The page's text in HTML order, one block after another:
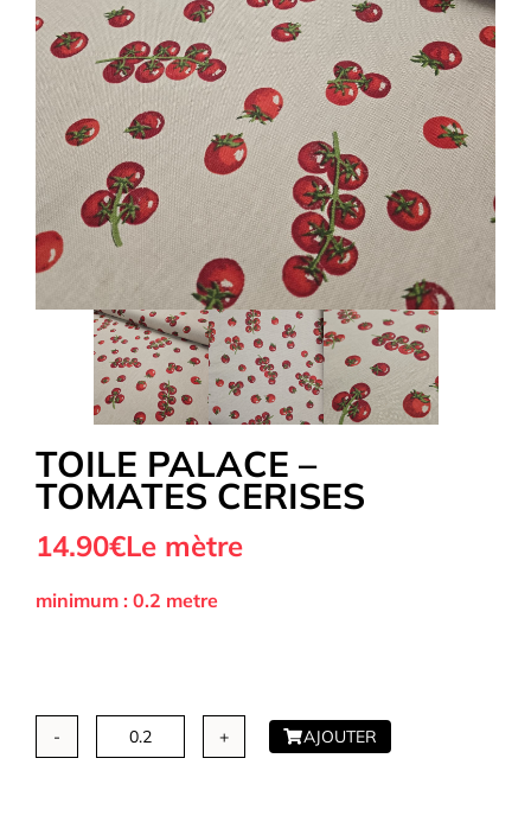
La Mercerie Tous nos Tissus
Autour de la couture OUTLET
Exclusivité WEB
TOILE PALACE –
TOMATES CERISES
14.90€Le mètre
minimum : 0.2 metre
quantité
AJOUTER